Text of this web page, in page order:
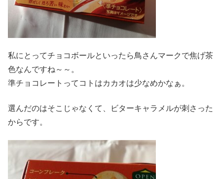
私にとってチョコボールといったら鳥さんマークで焦げ茶
色なんですね～～。
準チョコレートってコトはカカオは少なめかなぁ。
選んだのはそこじゃなくて、ビターキャラメルが刺さった
からです。